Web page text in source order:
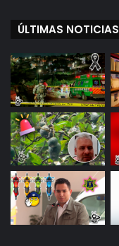
ÚLTIMAS NOTICIAS